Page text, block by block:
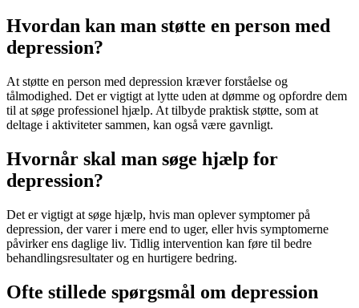
Hvordan kan man støtte en person med
depression?
At støtte en person med depression kræver forståelse og
tålmodighed. Det er vigtigt at lytte uden at dømme og opfordre dem
til at søge professionel hjælp. At tilbyde praktisk støtte, som at
deltage i aktiviteter sammen, kan også være gavnligt.
Hvornår skal man søge hjælp for
depression?
Det er vigtigt at søge hjælp, hvis man oplever symptomer på
depression, der varer i mere end to uger, eller hvis symptomerne
påvirker ens daglige liv. Tidlig intervention kan føre til bedre
behandlingsresultater og en hurtigere bedring.
Ofte stillede spørgsmål om depression